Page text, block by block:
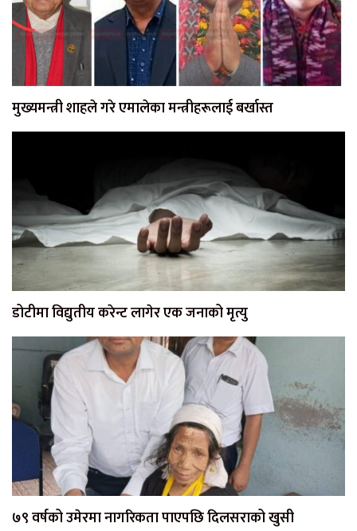
मुख्यमन्त्री शाहले गरे एमालेका मन्त्रीहरूलाई बर्खास्त
डोटीमा विद्युतीय करेन्ट लागेर एक जनाको मृत्यु
७९ वर्षको उमेरमा नागरिकता पाएपछि दिलसराको खुसी